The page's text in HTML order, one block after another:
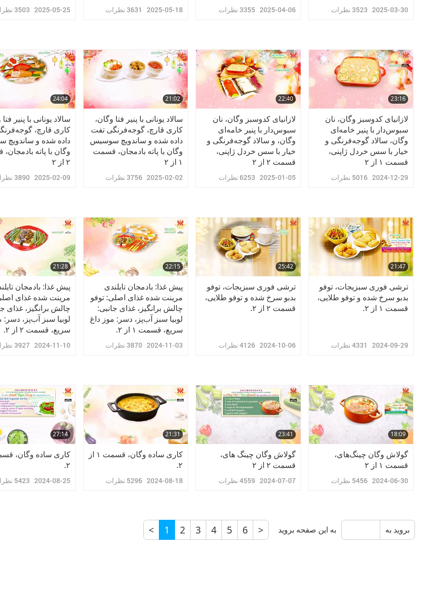
2025-05-25
3503 2025-05-18
3631 نظرات 2025-04-06
3355 نظرات 2025-03-30
3523 نظرات
24:04
سالاد یونانی با پنیر
کاری قارچ،
داده شده و
وگان با پاته
۲ از ۲
2025-02-09
3890
21:02
سالاد یونانی با پنیر فتا وگان،
کاری قارچ، گوجه‌فرنگی تفت
داده شده و ساندویچ سوسیس
وگان با پاته بادمجان، قسمت
۱ از ۲
2025-02-02
3756 نظرات
22:40
لازانیای کدوسبز وگان، نان
سبوس‌دار با پنیر خامه‌ای
وگان، و سالاد گوجه‌فرنگی و
خیار با سس خردل ژاپنی،
قسمت ۲ از ۲
2025-01-05
6253 نظرات
23:16
لازانیای کدوسبز وگان، نان
سبوس‌دار با پنیر خامه‌ای
وگان، سالاد گوجه‌فرنگی و
خیار با سس خردل ژاپنی،
قسمت ۱ از ۲
2024-12-29
5016 نظرات
21:28
پیش غذا: بادمجان
مرینت شده غذای
چالش ‌برانگیز، غذای
لوبیا سبز آب‌پز، دسر:
سریع، قسمت ۲ از ۲.
2024-11-10
3927
22:15
پیش غذا: بادمجان تایلندی
مرینت شده غذای اصلی: توفو
چالش ‌برانگیز، غذای جانبی:
لوبیا سبز آب‌پز، دسر: موز داغ
سریع، قسمت ۱ از ۲.
2024-11-03
3870 نظرات
25:42
ترشی فوری سبزیجات، توفو
‌بدبو سرخ شده و توفو طلایی،
قسمت ۲ از ۲.
2024-10-06
4126 نظرات
21:47
ترشی فوری سبزیجات، توفو
‌بدبو سرخ شده و توفو طلایی،
قسمت ۱ از ۲.
2024-09-29
4331 نظرات
27:14
۲.
2024-08-25
5423
21:31
کاری ساده وگان، قسمت ۱ از
۲.
2024-08-18
5296 نظرات
23:41
گولاش وگان چینگ‌ های،
قسمت ۲ از ۲
2024-07-07
4559 نظرات
18:09
‌گولاش‌ وگان چینگ‌های،
قسمت ۱ از ۲
2024-06-30
5456 نظرات
< 1 2 3 4 5 6 > به این صفحه بروید بروید به